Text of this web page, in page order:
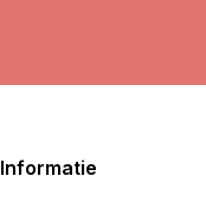
Informatie